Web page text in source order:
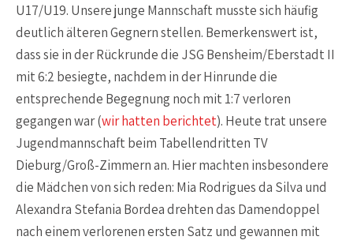
U17/U19. Unsere junge Mannschaft musste sich häufig
deutlich älteren Gegnern stellen. Bemerkenswert ist,
dass sie in der Rückrunde die JSG Bensheim/Eberstadt II
mit 6:2 besiegte, nachdem in der Hinrunde die
entsprechende Begegnung noch mit 1:7 verloren
gegangen war (wir hatten berichtet). Heute trat unsere
Jugendmannschaft beim Tabellendritten TV
Dieburg/Groß-Zimmern an. Hier machten insbesondere
die Mädchen von sich reden: Mia Rodrigues da Silva und
Alexandra Stefania Bordea drehten das Damendoppel
nach einem verlorenen ersten Satz und gewannen mit